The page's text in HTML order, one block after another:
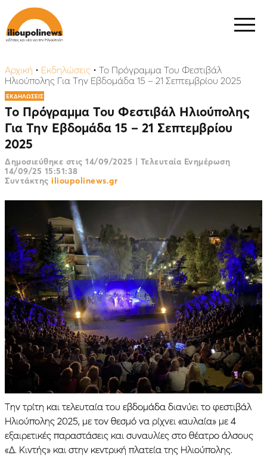
Αρχική • Εκδηλώσεις • Το Πρόγραμμα Του Φεστιβάλ
Ηλιούπολης Για Την Εβδομάδα 15 – 21 Σεπτεμβρίου 2025
ΕΚΔΗΛΩΣΕΙΣ
Το Πρόγραμμα Του Φεστιβάλ Ηλιούπολης
Για Την Εβδομάδα 15 – 21 Σεπτεμβρίου
2025
Δημοσιεύθηκε στις 14/09/2025 | Τελευταία Ενημέρωση
14/09/25 15:51:38
Συντάκτης ilioupolinews.gr
Την τρίτη και τελευταία του εβδομάδα διανύει το φεστιβάλ
Ηλιούπολης 2025, με τον θεσμό να ρίχνει «αυλαία» με 4
εξαιρετικές παραστάσεις και συναυλίες στο θέατρο άλσους
«Δ. Κιντής» και στην κεντρική πλατεία της Ηλιούπολης.